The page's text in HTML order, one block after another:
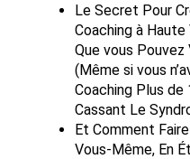
Le Secret Pour
Coaching à
Que vous Pouvez
(Même si vous
Coaching Plus
Cassant Le
Et Comment
Vous-Même, En